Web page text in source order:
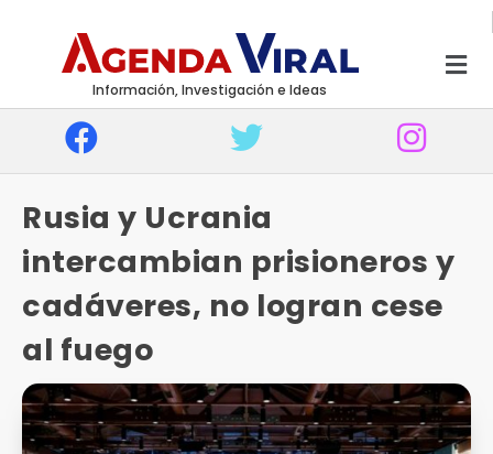
Información, Investigación e Ideas
Rusia y Ucrania
intercambian prisioneros y
cadáveres, no logran cese
al fuego